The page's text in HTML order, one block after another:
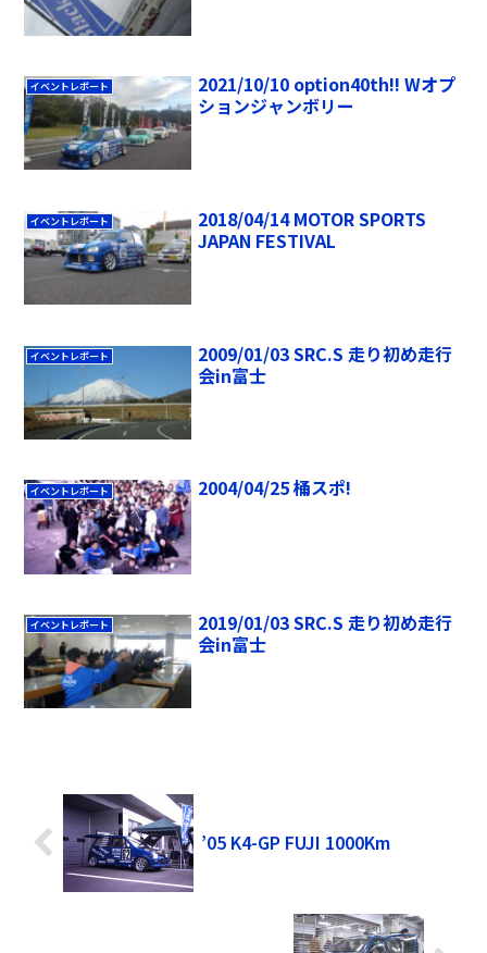
イベントレポート
2021/10/10 option40th!! Wオプ
ションジャンボリー
イベントレポート
2018/04/14 MOTOR SPORTS
JAPAN FESTIVAL
イベントレポート
2009/01/03 SRC.S 走り初め走行
会in富士
イベントレポート 2004/04/25 桶スポ!
イベントレポート
2019/01/03 SRC.S 走り初め走行
会in富士
’05 K4-GP FUJI 1000Km